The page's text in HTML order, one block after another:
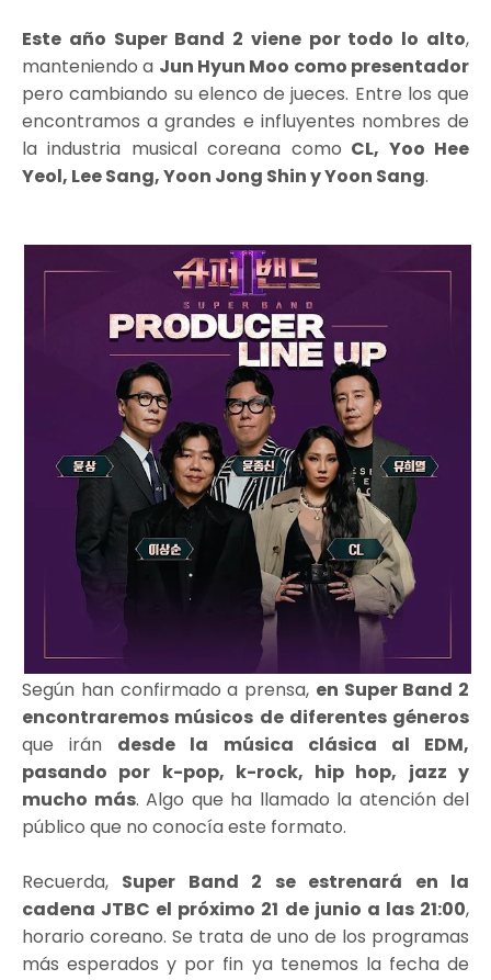
Este año Super Band 2 viene por todo lo alto,
manteniendo a Jun Hyun Moo como presentador
pero cambiando su elenco de jueces. Entre los que
encontramos a grandes e influyentes nombres de
la industria musical coreana como CL, Yoo Hee
Yeol, Lee Sang, Yoon Jong Shin y Yoon Sang.
Según han confirmado a prensa, en Super Band 2
encontraremos músicos de diferentes géneros
que irán desde la música clásica al EDM,
pasando por k-pop, k-rock, hip hop, jazz y
mucho más. Algo que ha llamado la atención del
público que no conocía este formato.
Recuerda, Super Band 2 se estrenará en la
cadena JTBC el próximo 21 de junio a las 21:00,
horario coreano. Se trata de uno de los programas
más esperados y por fin ya tenemos la fecha de